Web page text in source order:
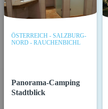
ÖSTERREICH - SALZBURG-
NORD - RAUCHENBICHL
Panorama-Camping
Stadtblick